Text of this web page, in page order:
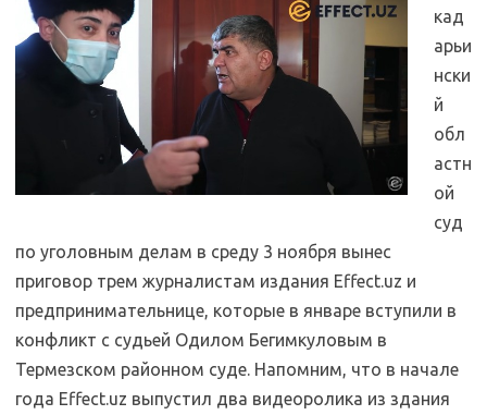
кад
арьи
нски
й
обл
астн
ой
суд
по уголовным делам в среду 3 ноября вынес
приговор трем журналистам издания Effect.uz и
предпринимательнице, которые в январе вступили в
конфликт с судьей Одилом Бегимкуловым в
Термезском районном суде. Напомним, что в начале
года Effect.uz выпустил два видеоролика из здания